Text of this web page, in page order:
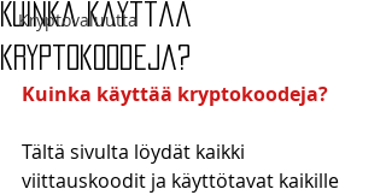
Kryptovaluutta
Kuinka käyttää
kryptokoodeja?
Kuinka käyttää kryptokoodeja?
Tältä sivulta löydät kaikki
viittauskoodit ja käyttötavat kaikille